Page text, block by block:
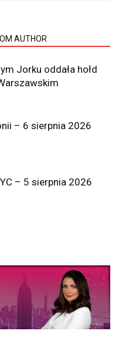
AUTHOR
Jorku oddała hołd
– 6 sierpnia 2026
– 5 sierpnia 2026